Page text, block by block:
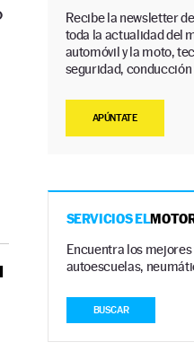
Recibe la newsletter
toda la actualidad del
automóvil y la moto,
seguridad, conducción
APÚNTATE
SERVICIOS EL
Encuentra los
autoescuelas,
BUSCAR